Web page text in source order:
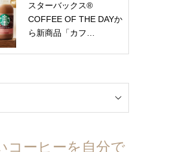
スターバックス®
COFFEE OF THE DAYか
ら新商品「カフ…
コーヒーを自分で